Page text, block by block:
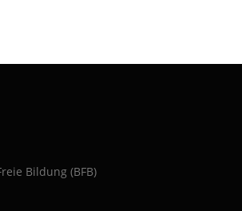
Bildung (BFB)